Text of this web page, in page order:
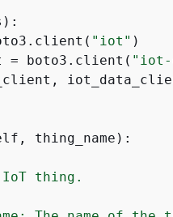
):
"iot" )
= boto3.client(
"iot-
thing_name ):
thing.